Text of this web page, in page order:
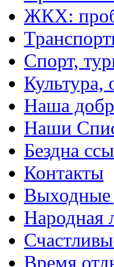
ЖКХ:
Спорт,
Культура,
Наша
Наши
Бездна
Контакты
Выходные
Народная
Время